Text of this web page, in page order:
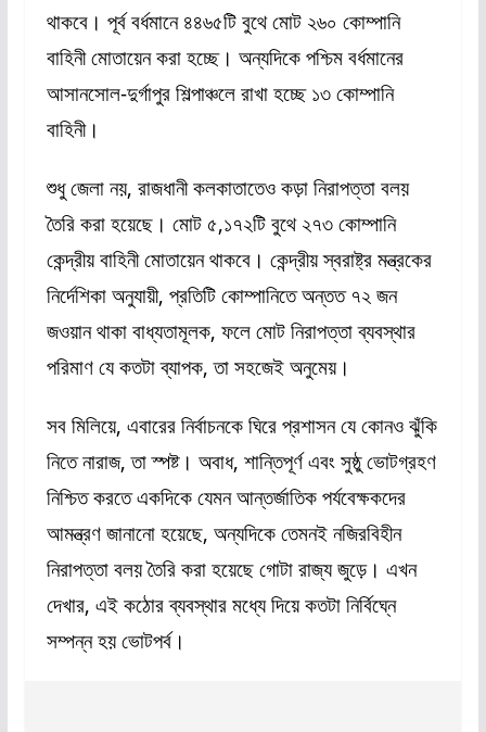
থাকবে। পূর্ব বর্ধমানে ৪৪৬৫টি বুথে মোট ২৬০ কোম্পানি
বাহিনী মোতায়েন করা হচ্ছে। অন্যদিকে পশ্চিম বর্ধমানের
আসানসোল-দুর্গাপুর শিল্পাঞ্চলে রাখা হচ্ছে ১৩ কোম্পানি
বাহিনী।
শুধু জেলা নয়, রাজধানী কলকাতাতেও কড়া নিরাপত্তা বলয়
তৈরি করা হয়েছে। মোট ৫,১৭২টি বুথে ২৭৩ কোম্পানি
কেন্দ্রীয় বাহিনী মোতায়েন থাকবে। কেন্দ্রীয় স্বরাষ্ট্র মন্ত্রকের
নির্দেশিকা অনুযায়ী, প্রতিটি কোম্পানিতে অন্তত ৭২ জন
জওয়ান থাকা বাধ্যতামূলক, ফলে মোট নিরাপত্তা ব্যবস্থার
পরিমাণ যে কতটা ব্যাপক, তা সহজেই অনুমেয়।
সব মিলিয়ে, এবারের নির্বাচনকে ঘিরে প্রশাসন যে কোনও ঝুঁকি
নিতে নারাজ, তা স্পষ্ট। অবাধ, শান্তিপূর্ণ এবং সুষ্ঠু ভোটগ্রহণ
নিশ্চিত করতে একদিকে যেমন আন্তর্জাতিক পর্যবেক্ষকদের
আমন্ত্রণ জানানো হয়েছে, অন্যদিকে তেমনই নজিরবিহীন
নিরাপত্তা বলয় তৈরি করা হয়েছে গোটা রাজ্য জুড়ে। এখন
দেখার, এই কঠোর ব্যবস্থার মধ্যে দিয়ে কতটা নির্বিঘ্নে
সম্পন্ন হয় ভোটপর্ব।